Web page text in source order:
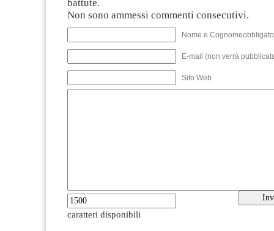
battute.
Non sono ammessi commenti consecutivi.
Nome e
E-mail (non verrà
Sito Web
caratteri disponibili